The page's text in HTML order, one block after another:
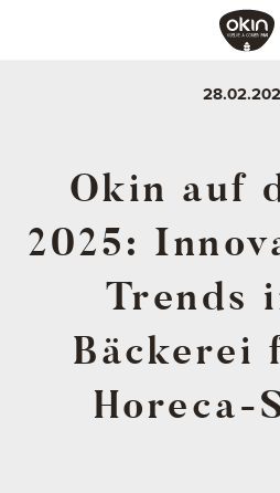
Okin auf
2025:
Trends
Bäckerei
Horeca-